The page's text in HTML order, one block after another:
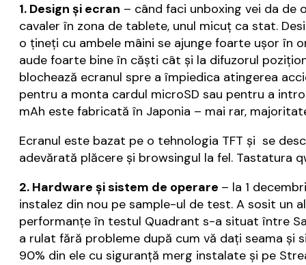
1. Design și ecran – când faci unboxing vei da
cavaler în zona de tablete, unul micuț ca stat.
o țineți cu ambele mâini se ajunge foarte ușor în
aude foarte bine în căști cât și la difuzorul
blochează ecranul spre a împiedica atingerea
pentru a monta cardul microSD sau pentru a
mAh este fabricată în Japonia – mai rar,
Ecranul este bazat pe o tehnologia TFT și se
adevărată plăcere și browsingul la fel.
2. Hardware și sistem de operare – la 1
instalez din nou pe sample-ul de test. A sosit un
performanțe în testul Quadrant s-a situat între
a rulat fără probleme după cum vă dați seama și
90% din ele cu siguranță merg instalate și pe